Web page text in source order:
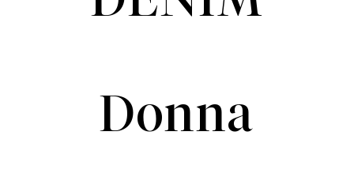
Donna